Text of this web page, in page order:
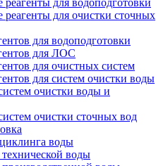
для водоподготовки
для очистки сточных
для водоподготовки
для ЛОС
для очистных систем
для систем очистки воды
очистки воды и
очистки сточных вод
воды
воды